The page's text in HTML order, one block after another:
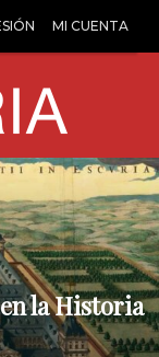
MI CUENTA
la Historia